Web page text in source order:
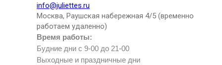
Время работы:
Будние дни с 9-00 до 21-00
Выходные и праздничные дни
info@juliettes.ru
Москва, Раушская набережная 4/5 (временно
работаем удаленно)